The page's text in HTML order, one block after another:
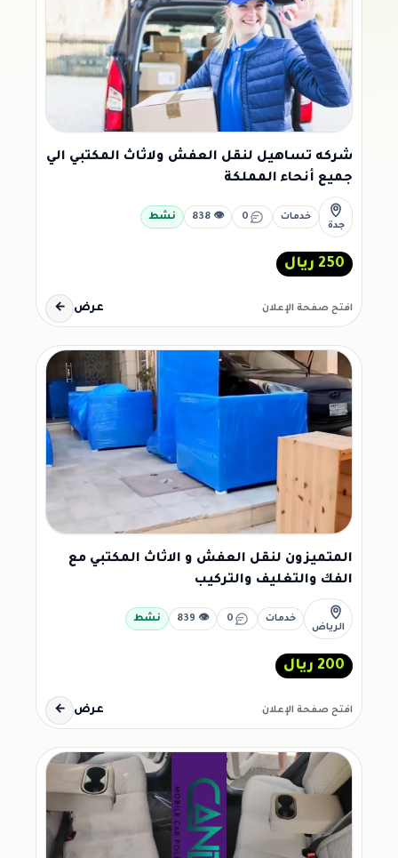
شركه تساهيل لنقل العفش ولاثاث المكتبي الي
جميع أنحاء المملكة
جدة
خدمات 0
👁 838 نشط
250 ريال
افتح صفحة الإعلان عرض ←
المتميزون لنقل العفش و الاثاث المكتبي مع
الفك والتغليف والتركيب
الرياض
خدمات 0
👁 839 نشط
200 ريال
افتح صفحة الإعلان عرض ←